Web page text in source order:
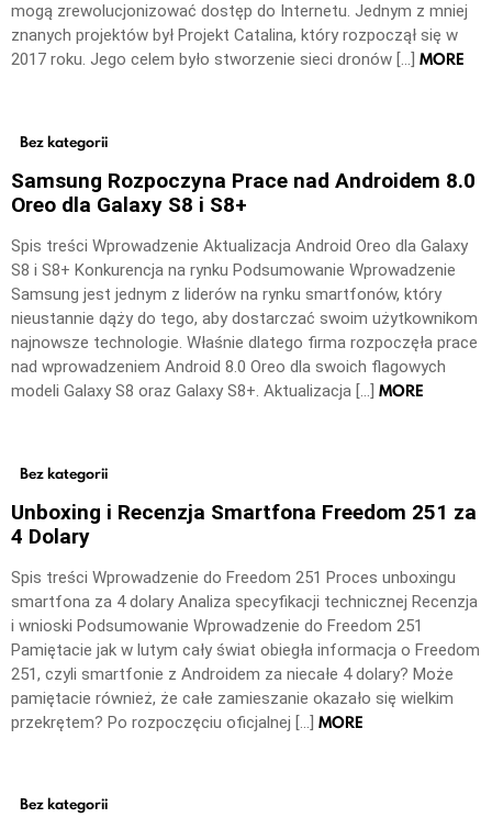
mogą zrewolucjonizować dostęp do Internetu. Jednym z mniej
znanych projektów był Projekt Catalina, który rozpoczął się w
2017 roku. Jego celem było stworzenie sieci dronów […] MORE
Bez kategorii
Samsung Rozpoczyna Prace nad Androidem 8.0
Oreo dla Galaxy S8 i S8+
Spis treści Wprowadzenie Aktualizacja Android Oreo dla Galaxy
S8 i S8+ Konkurencja na rynku Podsumowanie Wprowadzenie
Samsung jest jednym z liderów na rynku smartfonów, który
nieustannie dąży do tego, aby dostarczać swoim użytkownikom
najnowsze technologie. Właśnie dlatego firma rozpoczęła prace
nad wprowadzeniem Android 8.0 Oreo dla swoich flagowych
modeli Galaxy S8 oraz Galaxy S8+. Aktualizacja […] MORE
Bez kategorii
Unboxing i Recenzja Smartfona Freedom 251 za
4 Dolary
Spis treści Wprowadzenie do Freedom 251 Proces unboxingu
smartfona za 4 dolary Analiza specyfikacji technicznej Recenzja
i wnioski Podsumowanie Wprowadzenie do Freedom 251
Pamiętacie jak w lutym cały świat obiegła informacja o Freedom
251, czyli smartfonie z Androidem za niecałe 4 dolary? Może
pamiętacie również, że całe zamieszanie okazało się wielkim
przekrętem? Po rozpoczęciu oficjalnej […] MORE
Bez kategorii